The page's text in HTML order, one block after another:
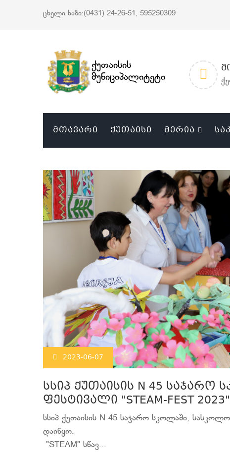
ცხელი ხაზი:(0431) 24-26-51, 595250309
ქუთაისის
მუნიციპალიტეტი
ᲛᲗᲐᲕᲐᲠᲘ ᲥᲣᲗᲐᲘᲡᲘ ᲛᲔᲠᲘᲐ
2023-06-07
სსიპ ქუთაისის N 45
ფესტივალი "STEAM-FEST
სსიპ ქუთაისის N 45 საჯარო სკოლაში,
დაიწყო.
"STEAM" სწავ...